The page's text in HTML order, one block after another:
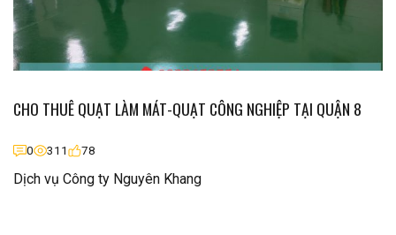
CHO THUÊ QUẠT LÀM MÁT-QUẠT CÔNG NGHIỆP TẠI QUẬN 8
0 311 78
Dịch vụ Công ty Nguyên Khang